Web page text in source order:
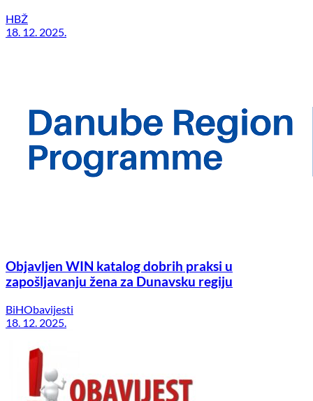
HBŽ
18. 12. 2025.
Objavljen WIN katalog dobrih praksi u
zapošljavanju žena za Dunavsku regiju
BiHObavijesti
18. 12. 2025.